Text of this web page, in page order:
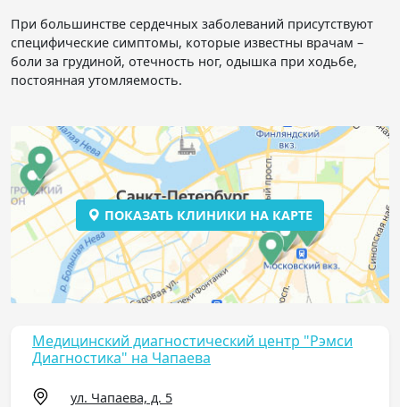
При большинстве сердечных заболеваний присутствуют
специфические симптомы, которые известны врачам –
боли за грудиной, отечность ног, одышка при ходьбе,
постоянная утомляемость.
ПОКАЗАТЬ КЛИНИКИ НА КАРТЕ
Медицинский диагностический центр "Рэмси
Диагностика" на Чапаева
ул. Чапаева, д. 5